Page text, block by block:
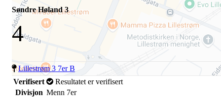
Søndre Høland 3
4
Lillestrøm 3 7er B
Verifisert
Resultatet er verifisert
Divisjon Menn 7er